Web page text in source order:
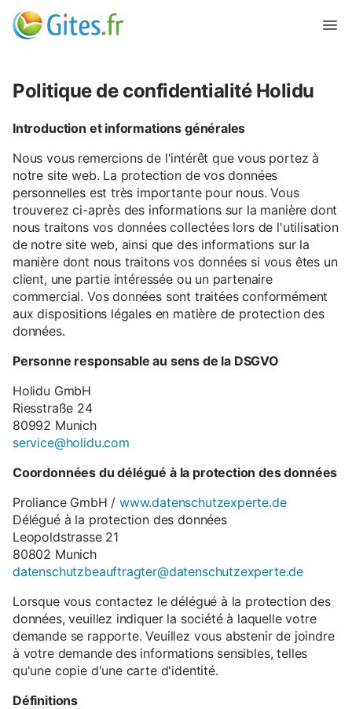
Politique de confidentialité Holidu
Introduction et informations générales
Nous vous remercions de l'intérêt que vous portez à
notre site web. La protection de vos données
personnelles est très importante pour nous. Vous
trouverez ci-après des informations sur la manière dont
nous traitons vos données collectées lors de l'utilisation
de notre site web, ainsi que des informations sur la
manière dont nous traitons vos données si vous êtes un
client, une partie intéressée ou un partenaire
commercial. Vos données sont traitées conformément
aux dispositions légales en matière de protection des
données.
Personne responsable au sens de la DSGVO
Holidu GmbH
Riesstraße 24
80992 Munich
service@holidu.com
Coordonnées du délégué à la protection des données
Proliance GmbH /www.datenschutzexperte.de
Délégué à la protection des données
Leopoldstrasse 21
80802 Munich
datenschutzbeauftragter@datenschutzexperte.de
Lorsque vous contactez le délégué à la protection des
données, veuillez indiquer la société à laquelle votre
demande se rapporte. Veuillez vous abstenir de joindre
à votre demande des informations sensibles, telles
qu'une copie d'une carte d'identité.
Définitions